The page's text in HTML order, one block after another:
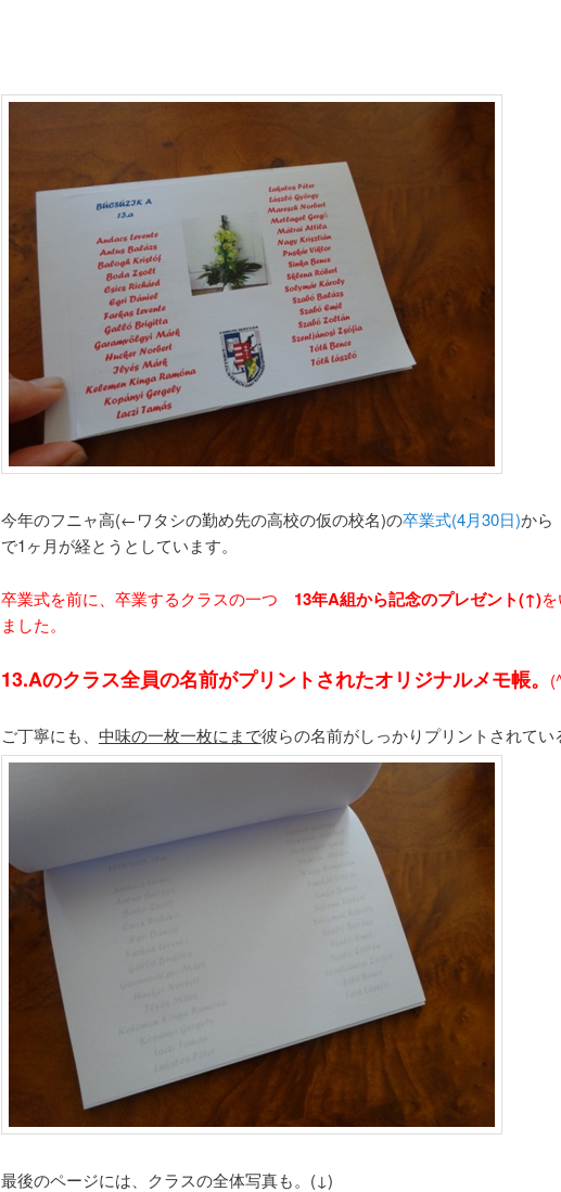
今年のフニャ高(←ワタシの勤め先の高校の仮の校名)の卒業式(4月30日)か
で1ヶ月が経とうとしています。
卒業式を前に、卒業するクラスの一つ 13年A組から記念のプレゼント(↑)
ました。
13.Aのクラス全員の名前がプリントされたオリジナルメモ帳。
ご丁寧にも、 中味の一枚一枚にまで彼らの名前がしっかりプリントされて
最後のページには、クラスの全体写真も。(↓)